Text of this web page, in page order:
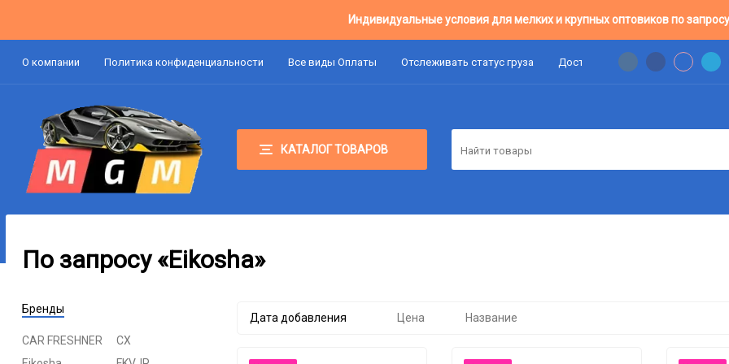
Индивидуальные условия для мелких и крупных оптовиков по
О компании Политика конфиденциальности Все виды Оплаты Отслеживать статус груза Доставка Цены Оптовикам
КАТАЛОГ ТОВАРОВ
По запросу «Eikosha»
Бренды
CAR FRESHNER
CX
Дата добавления Цена Название